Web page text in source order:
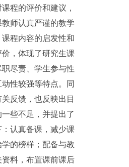
程的评价和建议，
师认真严谨的教学
程内容的启发性和
，体现了研究生课
尽责、学生参与性
性较强等特点。同
反馈，也反映出目
些不足，并提出了
认真备课，减少课
的榜样；配备与教
料，布置课前课后